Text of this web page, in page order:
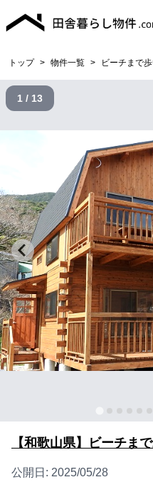
トップ > 物件一覧 > ビーチまで
1 / 13
【和歌山県】ビーチま
公開日: 2025/05/28